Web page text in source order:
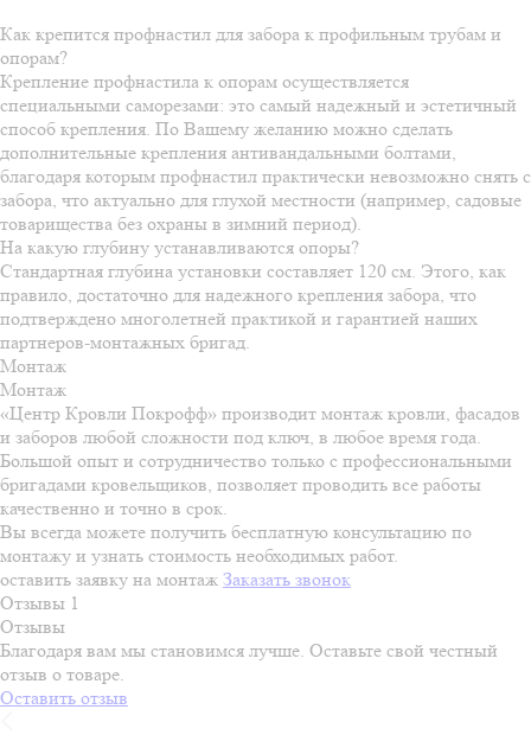
Как крепится профнастил для забора к профильным трубам и
опорам?
Крепление профнастила к опорам осуществляется
специальными саморезами: это самый надежный и эстетичный
способ крепления. По Вашему желанию можно сделать
дополнительные крепления антивандальными болтами,
благодаря которым профнастил практически невозможно снять с
забора, что актуально для глухой местности (например, садовые
товарищества без охраны в зимний период).
На какую глубину устанавливаются опоры?
Стандартная глубина установки составляет 120 см. Этого, как
правило, достаточно для надежного крепления забора, что
подтверждено многолетней практикой и гарантией наших
партнеров-монтажных бригад.
Монтаж
Монтаж
«Центр Кровли Покрофф» производит монтаж кровли, фасадов
и заборов любой сложности под ключ, в любое время года.
Большой опыт и сотрудничество только с профессиональными
бригадами кровельщиков, позволяет проводить все работы
качественно и точно в срок.
Вы всегда можете получить бесплатную консультацию по
монтажу и узнать стоимость необходимых работ.
оставить заявку на монтаж Заказать звонок
Отзывы 1
Отзывы
Благодаря вам мы становимся лучше. Оставьте свой честный
отзыв о товаре.
Оставить отзыв